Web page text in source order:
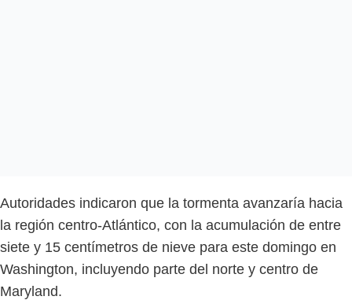
Autoridades indicaron que la tormenta avanzaría hacia
la región centro-Atlántico, con la acumulación de entre
siete y 15 centímetros de nieve para este domingo en
Washington, incluyendo parte del norte y centro de
Maryland.